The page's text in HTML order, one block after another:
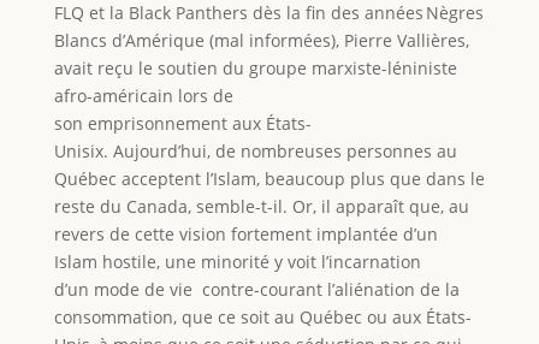
FLQ et la Black Panthers dès la fin des années Nègres
Blancs d’Amérique (mal informées), Pierre Vallières,
avait reçu le soutien du groupe marxiste-léniniste
afro-américain lors de
son emprisonnement aux États-
Unisix. Aujourd’hui, de nombreuses personnes au
Québec acceptent l’Islam, beaucoup plus que dans le
reste du Canada, semble-t-il. Or, il apparaît que, au
revers de cette vision fortement implantée d’un
Islam hostile, une minorité y voit l’incarnation
d’un mode de vie contre-courant l’aliénation de la
consommation, que ce soit au Québec ou aux États-